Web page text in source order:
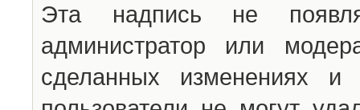
Эта надпись не
администратор или
сделанных изменениях